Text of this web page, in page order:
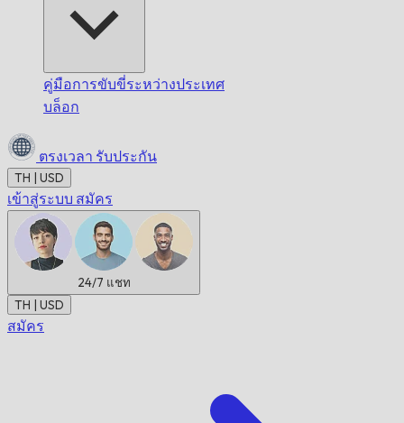
คู่มือการขับขี่ระหว่างประเทศ
บล็อก
ตรงเวลา รับประกัน
TH | USD
เข้าสู่ระบบ สมัคร
24/7 แชท
TH | USD
สมัคร